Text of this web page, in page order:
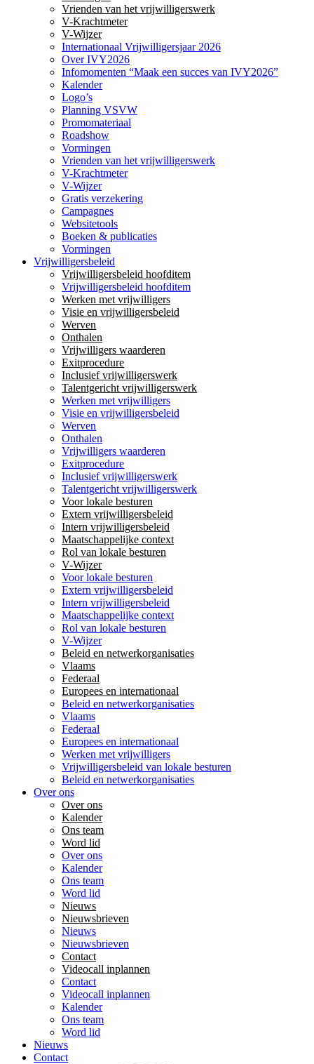
Vrienden van het vrijwilligerswerk
V-Krachtmeter
V-Wijzer
Internationaal Vrijwilligersjaar 2026
Over IVY2026
Infomomenten “Maak een succes van IVY2026”
Kalender
Logo’s
Planning VSVW
Promomateriaal
Roadshow
Vormingen
Vrienden van het vrijwilligerswerk
V-Krachtmeter
V-Wijzer
Gratis verzekering
Campagnes
Websitetools
Boeken & publicaties
Vormingen
Vrijwilligersbeleid
Vrijwilligersbeleid hoofditem
Vrijwilligersbeleid hoofditem
Werken met vrijwilligers
Visie en vrijwilligersbeleid
Werven
Onthalen
Vrijwilligers waarderen
Exitprocedure
Inclusief vrijwilligerswerk
Talentgericht vrijwilligerswerk
Werken met vrijwilligers
Visie en vrijwilligersbeleid
Werven
Onthalen
Vrijwilligers waarderen
Exitprocedure
Inclusief vrijwilligerswerk
Talentgericht vrijwilligerswerk
Voor lokale besturen
Extern vrijwilligersbeleid
Intern vrijwilligersbeleid
Maatschappelijke context
Rol van lokale besturen
V-Wijzer
Voor lokale besturen
Extern vrijwilligersbeleid
Intern vrijwilligersbeleid
Maatschappelijke context
Rol van lokale besturen
V-Wijzer
Beleid en netwerkorganisaties
Vlaams
Federaal
Europees en internationaal
Beleid en netwerkorganisaties
Vlaams
Federaal
Europees en internationaal
Werken met vrijwilligers
Vrijwilligersbeleid van lokale besturen
Beleid en netwerkorganisaties
Over ons
Over ons
Kalender
Ons team
Word lid
Over ons
Kalender
Ons team
Word lid
Nieuws
Nieuwsbrieven
Nieuws
Nieuwsbrieven
Contact
Videocall inplannen
Contact
Videocall inplannen
Kalender
Ons team
Word lid
Nieuws
Contact